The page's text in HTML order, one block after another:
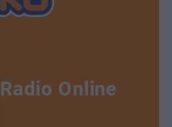
Radio Online